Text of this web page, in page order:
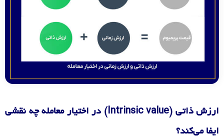
ارزش ذاتی (Intrinsic value) در اختیار معامله چه نقشی
ایفا می‌کند؟